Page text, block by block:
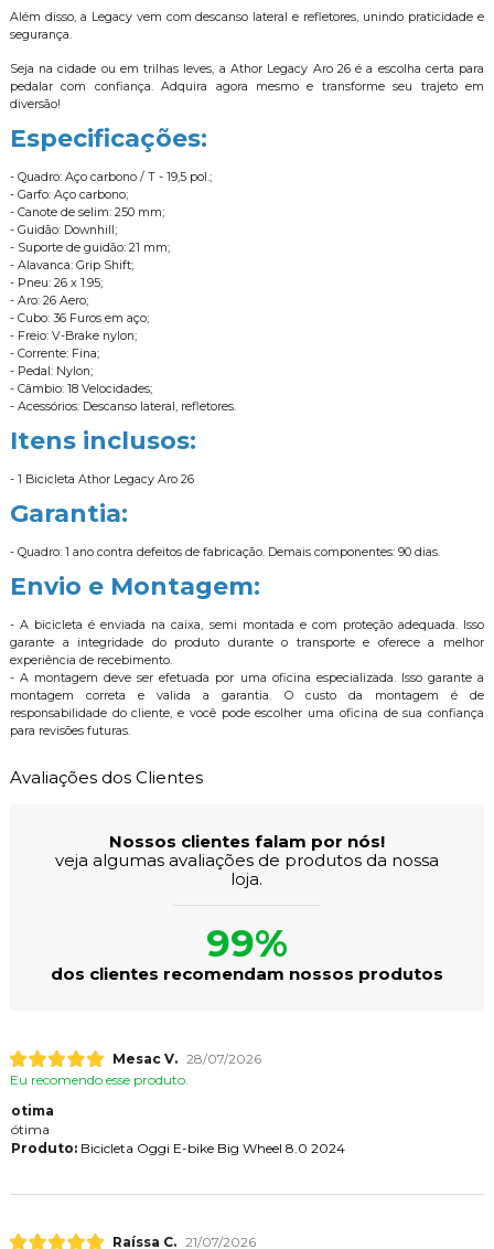
Além disso, a Legacy vem com descanso lateral e refletores, unindo praticidade e
segurança.
Seja na cidade ou em trilhas leves, a Athor Legacy Aro 26 é a escolha certa para
pedalar com confiança. Adquira agora mesmo e transforme seu trajeto em
diversão!
Especificações:
- Quadro: Aço carbono / T - 19,5 pol.;
- Garfo: Aço carbono;
- Canote de selim: 250 mm;
- Guidão: Downhill;
- Suporte de guidão: 21 mm;
- Alavanca: Grip Shift;
- Pneu: 26 x 1.95;
- Aro: 26 Aero;
- Cubo: 36 Furos em aço;
- Freio: V-Brake nylon;
- Corrente: Fina;
- Pedal: Nylon;
- Câmbio: 18 Velocidades;
- Acessórios: Descanso lateral, refletores.
Itens inclusos:
- 1 Bicicleta Athor Legacy Aro 26
Garantia:
- Quadro: 1 ano contra defeitos de fabricação. Demais componentes: 90 dias.
Envio e Montagem:
- A bicicleta é enviada na caixa, semi montada e com proteção adequada. Isso
garante a integridade do produto durante o transporte e oferece a melhor
experiência de recebimento.
- A montagem deve ser efetuada por uma oficina especializada. Isso garante a
montagem correta e valida a garantia. O custo da montagem é de
responsabilidade do cliente, e você pode escolher uma oficina de sua confiança
para revisões futuras.
Avaliações dos Clientes
Nossos clientes falam por nós!
veja algumas avaliações de produtos da nossa
loja.
99%
dos clientes recomendam nossos produtos
Mesac V. 28/07/2026
Eu recomendo esse produto.
otima
ótima
Produto:Bicicleta Oggi E-bike Big Wheel 8.0 2024
Raíssa C. 21/07/2026